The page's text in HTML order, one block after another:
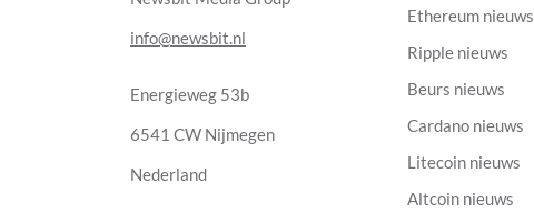
info@newsbit.nl
Energieweg 53b
6541 CW Nijmegen
Nederland
Ethereum nieuws
Ripple nieuws
Beurs nieuws
Cardano nieuws
Litecoin nieuws
Altcoin nieuws